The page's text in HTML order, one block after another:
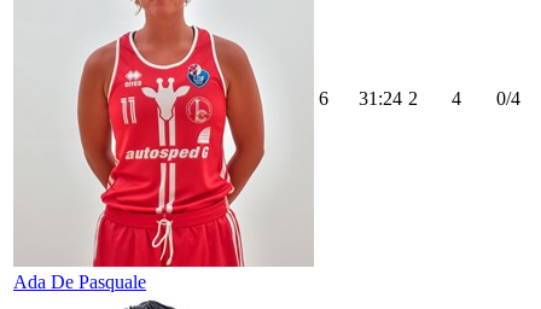
Ada De Pasquale
6 31:24 2 4 0/4